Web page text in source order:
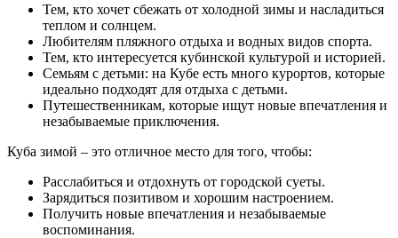
Тем, кто хочет сбежать от холодной зимы и насладиться
теплом и солнцем.
Любителям пляжного отдыха и водных видов спорта.
Тем, кто интересуется кубинской культурой и историей.
Семьям с детьми: на Кубе есть много курортов, которые
идеально подходят для отдыха с детьми.
Путешественникам, которые ищут новые впечатления и
незабываемые приключения.
Куба зимой – это отличное место для того, чтобы:
Расслабиться и отдохнуть от городской суеты.
Зарядиться позитивом и хорошим настроением.
Получить новые впечатления и незабываемые
воспоминания.